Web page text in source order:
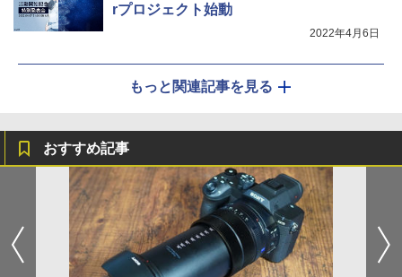
rプロジェクト始動
2022年4月6日
もっと関連記事を見る
おすすめ記事